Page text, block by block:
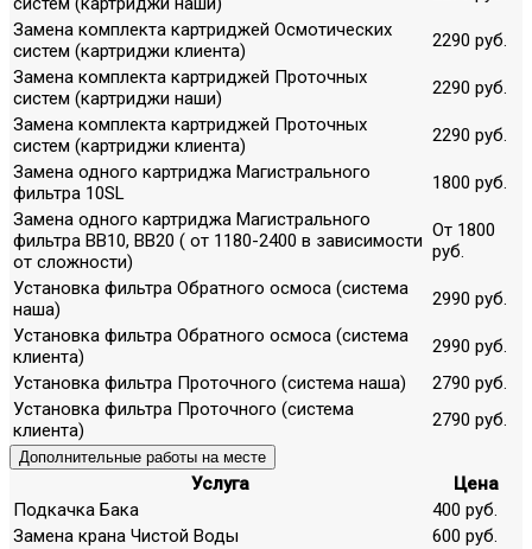
Замена комплекта картриджей Осмотических
систем (картриджи клиента)
2290 руб.
Замена комплекта картриджей Проточных
систем (картриджи наши)
2290 руб.
Замена комплекта картриджей Проточных
систем (картриджи клиента)
2290 руб.
Замена одного картриджа Магистрального
фильтра 10SL
1800 руб.
Замена одного картриджа Магистрального
фильтра ВВ10, ВВ20 ( от 1180-2400 в зависимости
от сложности)
От 1800
руб.
Установка фильтра Обратного осмоса (система
наша)
2990 руб.
Установка фильтра Обратного осмоса (система
клиента)
2990 руб.
Установка фильтра Проточного (система наша)
2790 руб.
Установка фильтра Проточного (система
клиента)
2790 руб.
Дополнительные работы на месте
Услуга
Цена
Подкачка Бака
400 руб.
Замена крана Чистой Воды
600 руб.